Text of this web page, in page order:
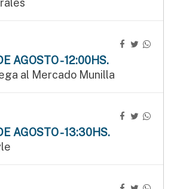
AGOSTO - 12:00HS.
al Mercado Munilla
AGOSTO - 13:30HS.